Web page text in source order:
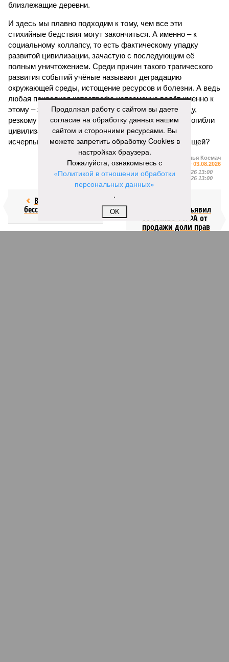
близлежащие деревни.
И здесь мы плавно подходим к тому, чем все эти
стихийные бедствия могут закончиться. А именно – к
социальному коллапсу, то есть фактическому упадку
развитой цивилизации, зачастую с последующим её
полным уничтожением. Среди причин такого трагического
развития событий учёные называют деградацию
окружающей среды, истощение ресурсов и болезни. А ведь
любая природная катастрофа непременно ведёт именно к
этому – экономическому кризису, эпидемиям, голоду,
резкому сокращению численности населения. Так погибли
цивилизации шумеров, майя, кхмеров – список не
исчерпывающий. Какая цивилизация будет следующей?
Илья Космач
Газета«Наша версия» №29 от 03.08.2026
Опубликовано:05.08.2026 13:00
Отредактировано:05.08.2026 13:00
Возраст
бессмертия отступил и объявил
об отказе ФИФА от
продажи доли прав
Продолжая работу с сайтом вы даете
согласие на обработку данных нашим
сайтом и сторонними ресурсами. Вы
можете запретить обработку Cookies в
настройках браузера.
Пожалуйста, ознакомьтесь с
«Политикой в отношении обработки
персональных данных»
.
OK